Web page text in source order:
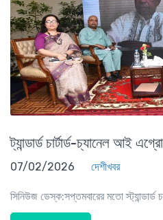
ট্যান্ডার্ড চার্টার্ড-চ্যানেল আই
07/02/2026 দেশীখবর
সিনিউজ ডেস্ক:সপ্তমবারের মতো স্ট্যান্ডার্ড